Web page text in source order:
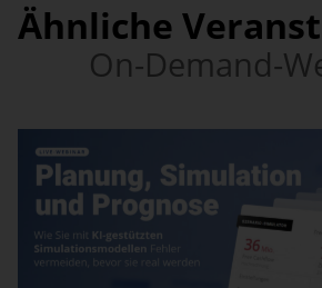
Ähnliche
On-Demand-